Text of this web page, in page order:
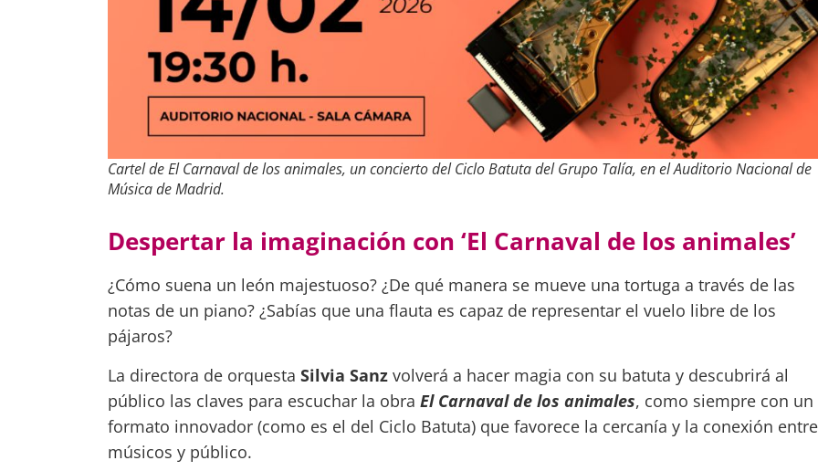
Cartel de El Carnaval de los animales, un concierto del Ciclo Batuta del Grupo Talía, en el Auditorio Nacional de
Música de Madrid.
Despertar la imaginación con ‘El Carnaval de los animales’
¿Cómo suena un león majestuoso? ¿De qué manera se mueve una tortuga a través de las
notas de un piano? ¿Sabías que una flauta es capaz de representar el vuelo libre de los
pájaros?
La directora de orquesta Silvia Sanzvolverá a hacer magia con su batuta y descubrirá al
público las claves para escuchar la obra El Carnaval de los animales, como siempre con un
formato innovador (como es el del Ciclo Batuta) que favorece la cercanía y la conexión entre
músicos y público.